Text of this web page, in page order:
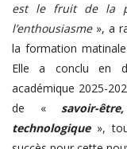
est le fruit de la
l’enthousiasme», a
la formation
Elle a conclu en
académique 2025-
de « savoir-
technologique»,